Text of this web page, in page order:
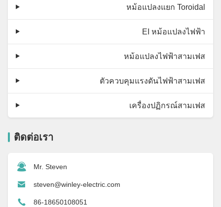
หม้อแปลงแยก Toroidal
EI หม้อแปลงไฟฟ้า
หม้อแปลงไฟฟ้าสามเฟส
ตัวควบคุมแรงดันไฟฟ้าสามเฟส
เครื่องปฏิกรณ์สามเฟส
ติดต่อเรา
Mr. Steven
steven@winley-electric.com
86-18650108051